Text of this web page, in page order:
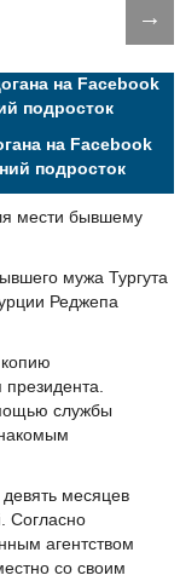
→
на Facebook
подросток
мести бывшему
мужа Тургута
Реджепа
копию
службы
месяцев
Согласно
агентством
со своим